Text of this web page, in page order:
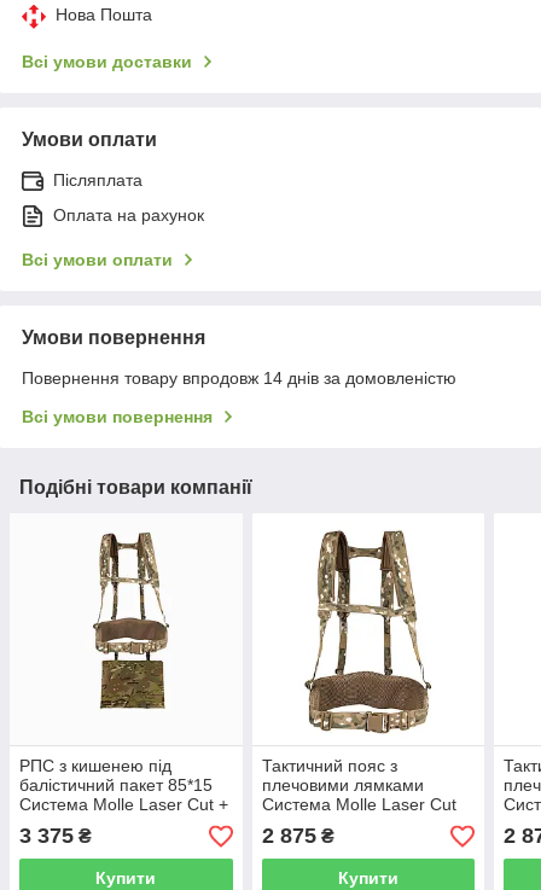
Нова Пошта
Всі умови доставки
Умови оплати
Післяплата
Оплата на рахунок
Всі умови оплати
Умови повернення
Повернення товару впродовж 14 днів за домовленістю
Всі умови повернення
Подібні товари компанії
РПС з кишенею під
балістичний пакет 85*15
Система Molle Laser Cut +
Каремат Мультикам
3 375 ₴
Купити
Тактичний пояс з
плечовими лямками
Система Molle Laser Cut
РПС з кишенею під
балістичний пакет 85*15
Мультикам
2 875₴
Купити
РПС
2